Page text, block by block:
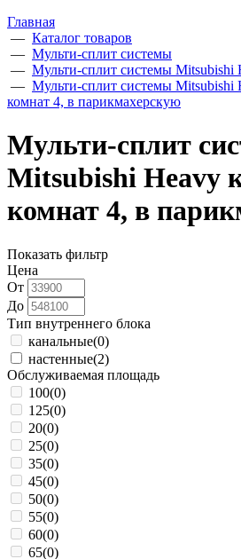
Главная
— Каталог товаров
— Мульти-сплит системы
— Мульти-сплит системы Mitsubishi
— Мульти-сплит системы Mitsubishi
комнат 4, в парикмахерскую
Мульти-сплит
Mitsubishi Heavy
комнат 4, в
Показать фильтр
Цена
От
До
Тип внутреннего блока
канальные(0)
настенные(2)
Обслуживаемая площадь
100(0)
125(0)
20(0)
25(0)
35(0)
45(0)
50(0)
55(0)
60(0)
65(0)